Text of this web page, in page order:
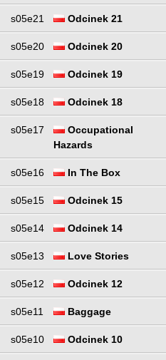
s05e21 Odcinek 21
s05e20 Odcinek 20
s05e19 Odcinek 19
s05e18 Odcinek 18
s05e17
Occupational
Hazards
s05e16 In The Box
s05e15 Odcinek 15
s05e14 Odcinek 14
s05e13 Love Stories
s05e12 Odcinek 12
s05e11 Baggage
s05e10 Odcinek 10